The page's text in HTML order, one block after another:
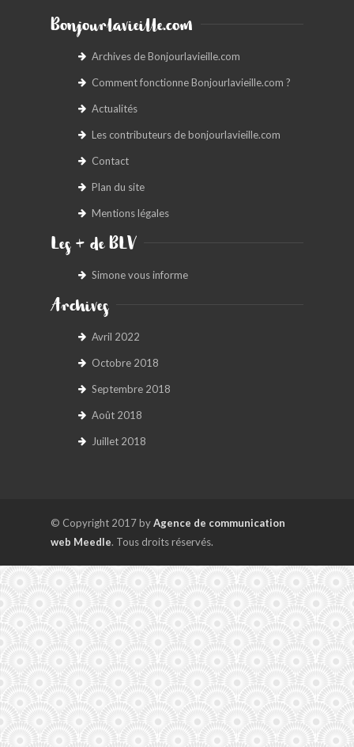
Bonjourlavieille.com
Archives de Bonjourlavieille.com
Comment fonctionne Bonjourlavieille.com ?
Actualités
Les contributeurs de bonjourlavieille.com
Contact
Plan du site
Mentions légales
Les + de BLV
Simone vous informe
Archives
Avril 2022
Octobre 2018
Septembre 2018
Août 2018
Juillet 2018
© Copyright 2017 byAgence de communication
web Meedle. Tous droits réservés.